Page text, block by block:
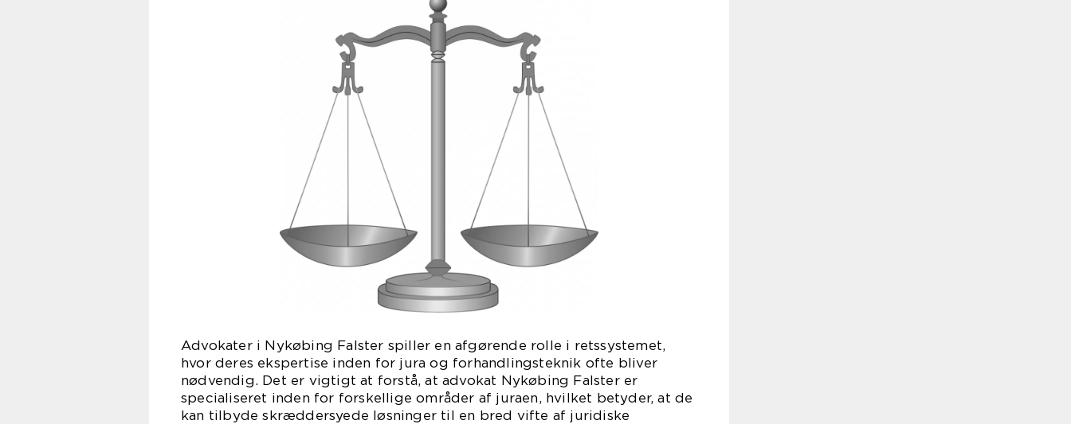
Advokater i Nykøbing Falster spiller en afgørende rolle i retssystemet,
hvor deres ekspertise inden for jura og forhandlingsteknik ofte bliver
nødvendig. Det er vigtigt at forstå, at advokat Nykøbing Falster er
specialiseret inden for forskellige områder af juraen, hvilket betyder, at de
kan tilbyde skræddersyede løsninger til en bred vifte af juridiske